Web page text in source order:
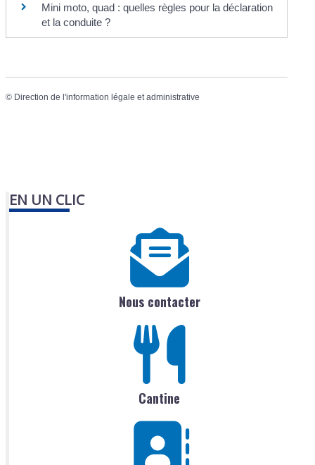
Mini moto, quad : quelles règles pour la déclaration
et la conduite ?
© Direction de l'information légale et administrative
EN UN CLIC
Nous contacter
Cantine